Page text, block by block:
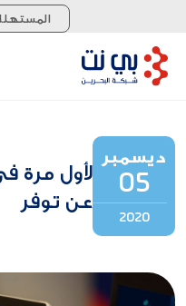
ديسمبر
05
2020
لأول مرة
عن توفر